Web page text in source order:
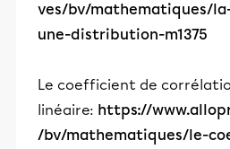
ves/bv/mathematiques/
une-distribution-m1375
Le coefficient de
linéaire: https://
/bv/mathematiques/le-